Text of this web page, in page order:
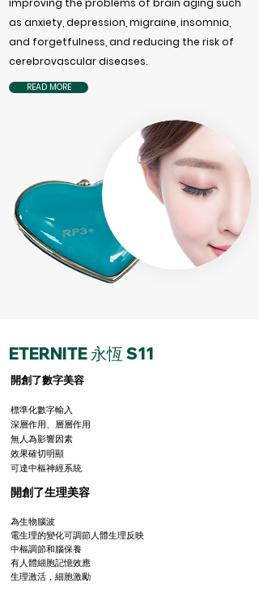
as anxiety, depression, migraine, insomnia,
and forgetfulness, and reducing the risk of
cerebrovascular diseases.
READ MORE
ETERNITE 永恆 S11
開創了數字美容
標準化數字輸入
深層作用、層層作用
無人為影響因素
效果確切明顯
可達中樞神經系統
開創了生理美容
為生物腦波
電生理的變化可調節人體生理反映
中樞調節和腦保養
有人體細胞記憶效應
生理激活，細胞激勵